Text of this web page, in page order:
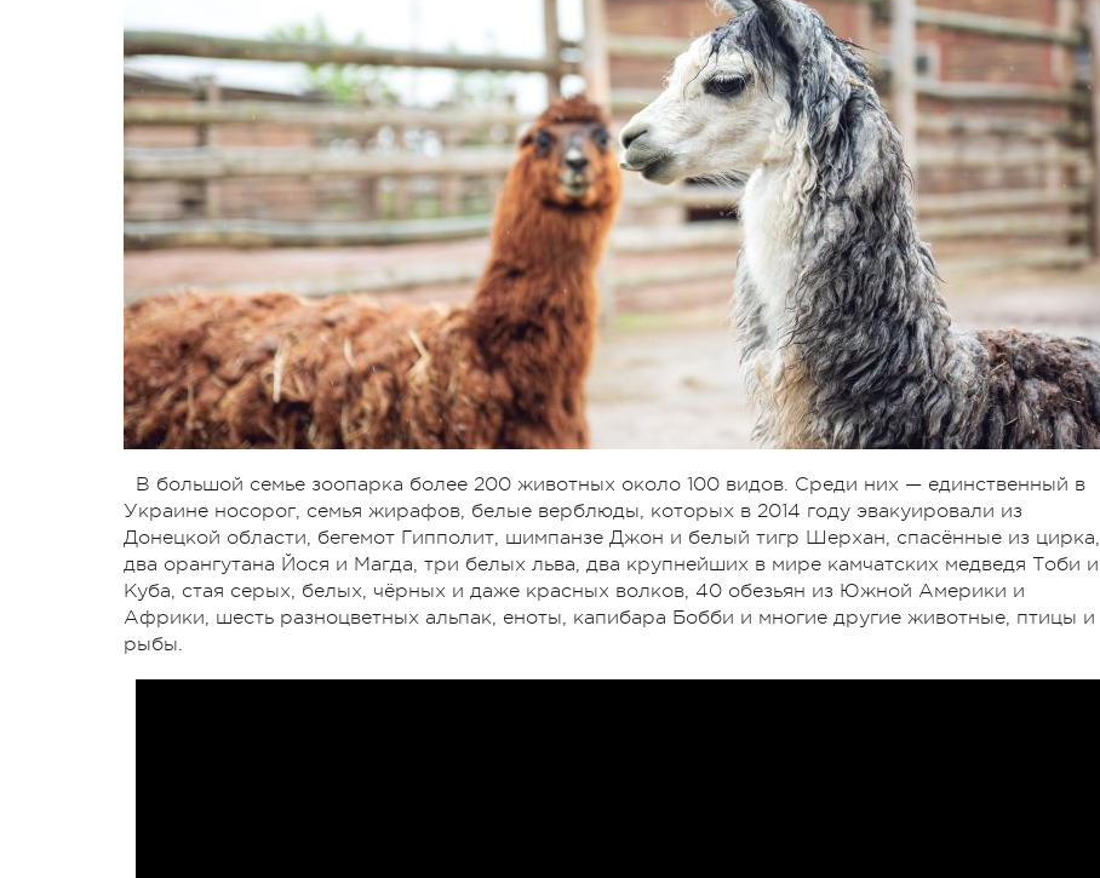
В большой семье зоопарка более 200 животных около 100 видов. Среди них — единственный в
Украине носорог, семья жирафов, белые верблюды, которых в 2014 году эвакуировали из
Донецкой области, бегемот Гипполит, шимпанзе Джон и белый тигр Шерхан, спасённые из цирка,
два орангутана Йося и Магда, три белых льва, два крупнейших в мире камчатских медведя Тоби и
Куба, стая серых, белых, чёрных и даже красных волков, 40 обезьян из Южной Америки и
Африки, шесть разноцветных альпак, еноты, капибара Бобби и многие другие животные, птицы и
рыбы.